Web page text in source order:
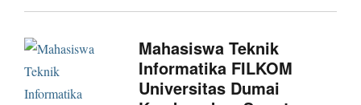
Mahasiswa Teknik
Informatika FILKOM
Universitas Dumai